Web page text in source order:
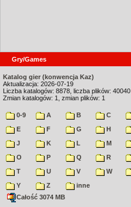
Gry/Games
Katalog gier (konwencja Kaz)
Aktualizacja: 2026-07-19
Liczba katalogów: 8878, liczba plików: 40040
Zmian katalogów: 1, zmian plików: 1
0-9 A B C
E
F G H
J
K L M
O
P Q R
T
U V W
Y
Z
inne
Całość 3074 MB